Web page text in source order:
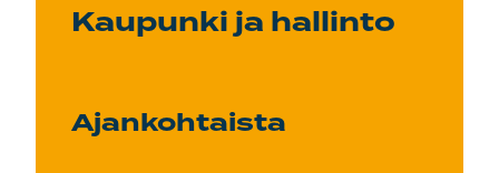
Kaupunki ja hallinto
Ajankohtaista